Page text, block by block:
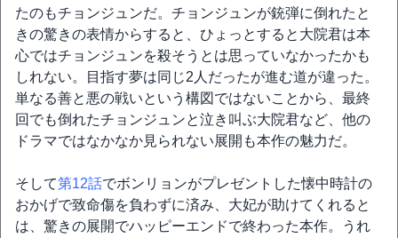
たのもチョンジュンだ。チョンジュンが銃弾に倒れたと
きの驚きの表情からすると、ひょっとすると大院君は本
心ではチョンジュンを殺そうとは思っていなかったかも
しれない。目指す夢は同じ2人だったが進む道が違った。
単なる善と悪の戦いという構図ではないことから、最終
回でも倒れたチョンジュンと泣き叫ぶ大院君など、他の
ドラマではなかなか見られない展開も本作の魅力だ。
そして第12話でボンリョンがプレゼントした懐中時計の
おかげで致命傷を負わずに済み、大妃が助けてくれると
は、驚きの展開でハッピーエンドで終わった本作。うれ